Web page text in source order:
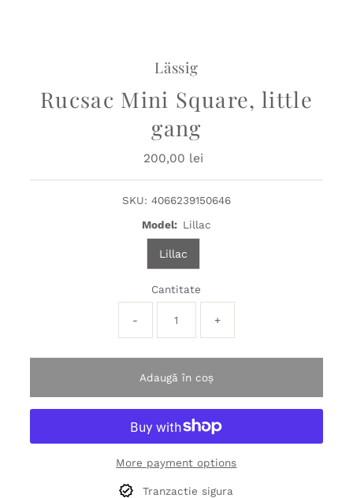
Lässig
Rucsac Mini Square, little
gang
Preț
200,00 lei
SKU: 4066239150646
Model: Lillac
Lillac
Cantitate
- +
Adaugă în coș
More payment options
Tranzactie sigura